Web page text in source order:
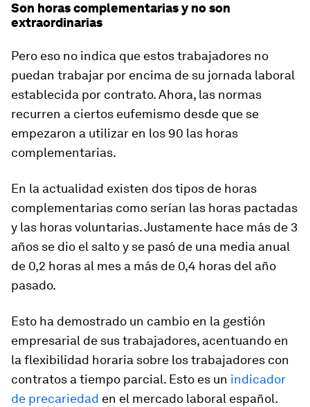
Son horas complementarias y no son
extraordinarias
Pero eso no indica que estos trabajadores no
puedan trabajar por encima de su jornada laboral
establecida por contrato. Ahora, las normas
recurren a ciertos eufemismo desde que se
empezaron a utilizar en los 90 las horas
complementarias.
En la actualidad existen dos tipos de horas
complementarias como serían las horas pactadas
y las horas voluntarias. Justamente hace más de 3
años se dio el salto y se pasó de una media anual
de 0,2 horas al mes a más de 0,4 horas del año
pasado.
Esto ha demostrado un cambio en la gestión
empresarial de sus trabajadores, acentuando en
la flexibilidad horaria sobre los trabajadores con
contratos a tiempo parcial. Esto es un indicador
de precariedad en el mercado laboral español.